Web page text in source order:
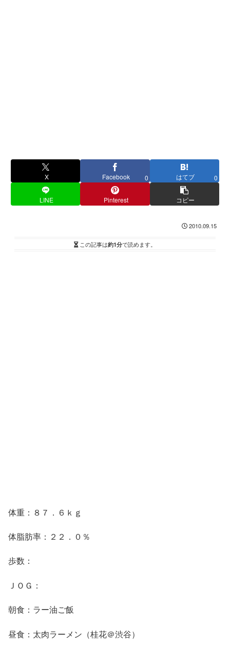
X Facebook 0 はてブ 0
LINE Pinterest コピー
2010.09.15
この記事は約1分で読めます。
体重：８７．６ｋｇ
体脂肪率：２２．０％
歩数：
ＪＯＧ：
朝食：ラー油ご飯
昼食：太肉ラーメン（桂花＠渋谷）